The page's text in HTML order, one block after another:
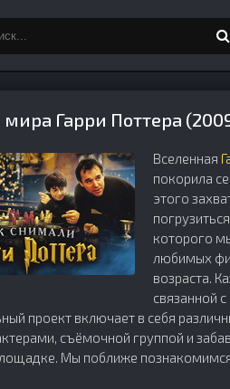
мира Гарри Поттера
Вселенная
покорила
этого
которого
любимых
возраста.
связанной
проект включает в себя
съёмочной группой и
Мы поближе